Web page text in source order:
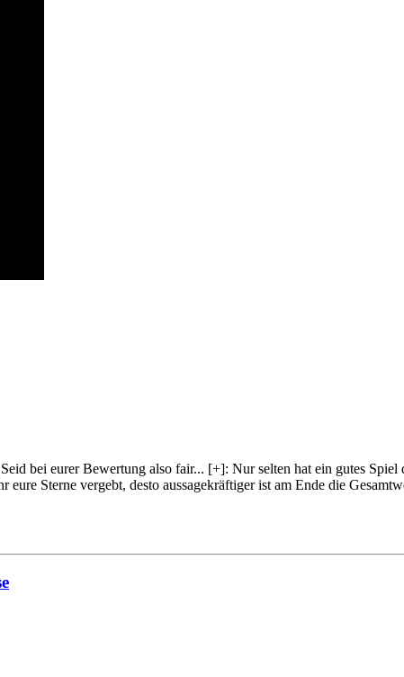
bei eurer Bewertung also fair... [+]: Nur selten hat ein gutes
Sterne vergebt, desto aussagekräftiger ist am Ende die